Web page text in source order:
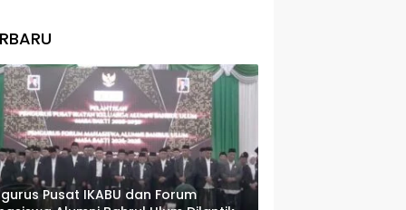
Pusat IKABU dan Forum